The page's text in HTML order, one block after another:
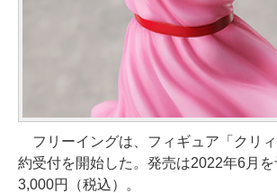
フリーイングは、フィギュア「クリ
約受付を開始した。発売は2022年6月
3,000円（税込）。